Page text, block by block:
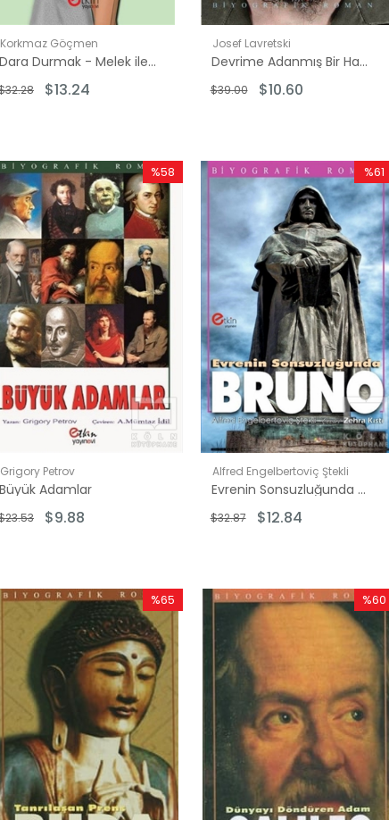
$5.00 - $10.00
$11.00 - $15.00
Korkmaz Göçmen
Dara Durmak - Melek ile Mazlum'un Öyküsü
$13.24
Josef Lavretski
Devrime Adanmış Bir Hayat Che
$10.60
$39.00
Grigory Petrov
Büyük Adamlar
$9.88
%58
İndirim
%58İndirim
Alfred Engelbertoviç Ştekli
Evrenin Sonsuzluğunda Bruno
$12.84
$32.87
%61
%65
İndirim
%65İndirim
%60
İndirim